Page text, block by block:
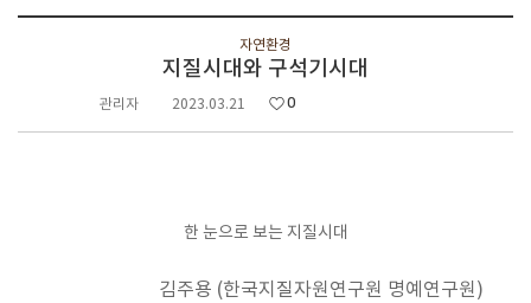
자연환경
지질시대와 구석기시대
관리자 2023.03.21 0
한 눈으로 보는 지질시대
김주용 (한국지질자원연구원 명예연구원)